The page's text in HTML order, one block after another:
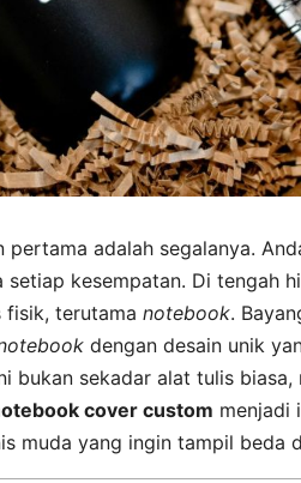
pertama adalah segalanya.
kesempatan. Di tengah
fisik, terutama notebook.
dengan desain unik
bukan sekadar alat tulis
cover custom menjadi
muda yang ingin tampil beda